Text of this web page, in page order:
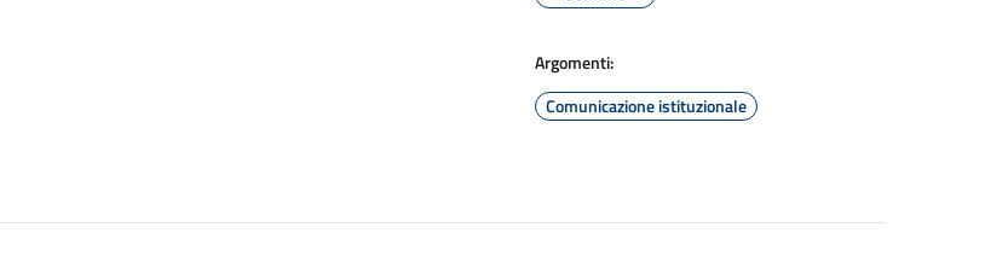
Argomenti:
Comunicazione istituzionale